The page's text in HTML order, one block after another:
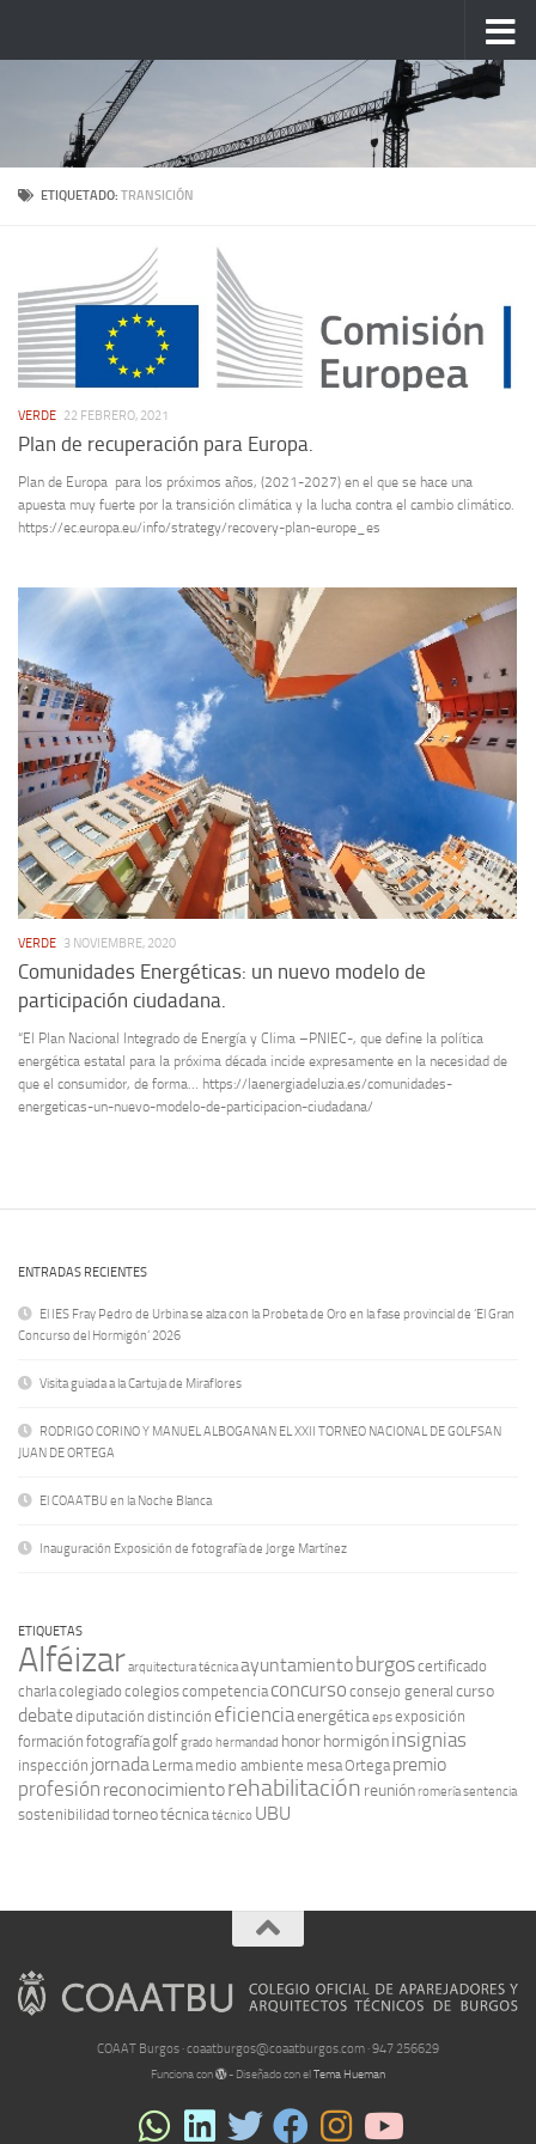
ETIQUETADO: TRANSICIÓN
VERDE 22 FEBRERO, 2021
Plan de recuperación para Europa.
Plan de Europa para los próximos años, (2021-2027) en el que se hace una
apuesta muy fuerte por la transición climática y la lucha contra el cambio climático.
https://ec.europa.eu/info/strategy/recovery-plan-europe_es
VERDE 3 NOVIEMBRE, 2020
Comunidades Energéticas: un nuevo modelo de
participación ciudadana.
“El Plan Nacional Integrado de Energía y Clima –PNIEC-, que define la política
energética estatal para la próxima década incide expresamente en la necesidad de
que el consumidor, de forma… https://laenergiadeluzia.es/comunidades-
energeticas-un-nuevo-modelo-de-participacion-ciudadana/
ENTRADAS RECIENTES
El IES Fray Pedro de Urbina se alza con la Probeta de Oro en la fase provincial de ‘El Gran
Concurso del Hormigón’ 2026
Visita guiada a la Cartuja de Miraflores
RODRIGO CORINO Y MANUEL ALBOGANAN EL XXII TORNEO NACIONAL DE GOLFSAN
JUAN DE ORTEGA
El COAATBU en la Noche Blanca
Inauguración Exposición de fotografía de Jorge Martínez
ETIQUETAS
Alféizararquitectura técnicaayuntamientoburgoscertificado
charlacolegiado colegioscompetencia concurso consejo general curso
debatediputación distinción eficienciaenergéticaepsexposición
formación fotografía golfgrado hermandad honorhormigóninsignias
inspección jornada Lerma medio ambiente mesaOrtega premio
profesión reconocimientorehabilitación reuniónromeríasentencia
sostenibilidad torneotécnicatécnico UBU
COAAT Burgos · coaatburgos@coaatburgos.com · 947 256629
Funciona con - Diseñado con elTema Hueman